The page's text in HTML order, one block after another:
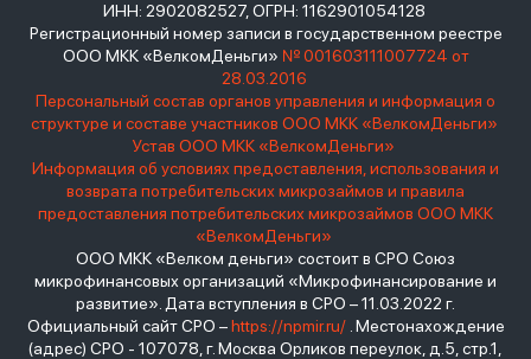
ИНН: 2902082527, ОГРН: 1162901054128
Регистрационный номер записи в государственном реестре
ООО МКК «ВелкомДеньги» № 001603111007724 от
28.03.2016
Персональный состав органов управления и информация о
структуре и составе участников ООО МКК «ВелкомДеньги»
Устав ООО МКК «ВелкомДеньги»
Информация об условиях предоставления, использования и
возврата потребительских микрозаймов и правила
предоставления потребительских микрозаймов ООО МКК
«ВелкомДеньги»
ООО МКК «Велком деньги» состоит в СРО Союз
микрофинансовых организаций «Микрофинансирование и
развитие». Дата вступления в СРО – 11.03.2022 г.
Официальный сайт СРО –https://npmir.ru/. Местонахождение
(адрес) СРО - 107078, г. Москва Орликов переулок, д.5, стр.1,